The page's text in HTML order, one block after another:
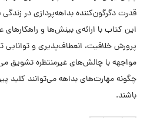
قدرت دگرگون‌کننده بداهه‌پردازی در
این کتاب با ارائه‌ی بینش‌ها و راهکارهای
پرورش خلاقیت، انعطاف‌پذیری و
مواجهه با چالش‌های غیرمنتظره تشویق
چگونه مهارت‌های بداهه می‌توانند کلید
باشند.